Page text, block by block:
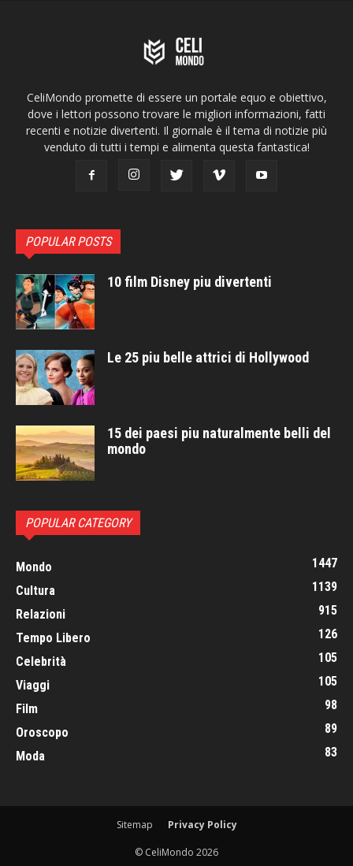
CeliMondo promette di essere un portale equo e obiettivo,
dove i lettori possono trovare le migliori informazioni, fatti
recenti e notizie divertenti. Il giornale è il tema di notizie più
venduto di tutti i tempi e alimenta questa fantastica!
POPULAR POSTS
10 film Disney piu divertenti
Le 25 piu belle attrici di Hollywood
15 dei paesi piu naturalmente belli del
mondo
POPULAR CATEGORY
Mondo
1447
Cultura
1139
Relazioni
915
Tempo Libero
126
Celebrità
105
Viaggi
105
Film
98
Oroscopo
89
Moda
83
Sitemap Privacy Policy
© CeliMondo 2026